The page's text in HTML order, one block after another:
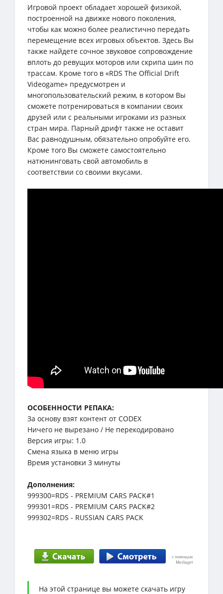
Игровой проект обладает хорошей физикой,
построенной на движке нового поколения,
чтобы как можно более реалистично передать
перемещение всех игровых объектов. Здесь Вы
также найдете сочное звуковое сопровождение
вплоть до ревущих моторов или скрипа шин по
трассам. Кроме того в «RDS The Official Drift
Videogame» предусмотрен и
многопользовательский режим, в котором Вы
сможете потренироваться в компании своих
друзей или с реальными игроками из разных
стран мира. Парный дрифт также не оставит
Вас равнодушным, обязательно опробуйте его.
Кроме того Вы сможете самостоятельно
натюнинговать свой автомобиль в
соответствии со своими вкусами.
ОСОБЕННОСТИ РЕПАКА:
За основу взят контент от CODEX
Ничего не вырезано / Не перекодировано
Версия игры: 1.0
Смена языка в меню игры
Время установки 3 минуты
Дополнения:
999300=RDS - PREMIUM CARS PACK#1
999301=RDS - PREMIUM CARS PACK#2
999302=RDS - RUSSIAN CARS PACK
На этой странице вы можете скачать игру